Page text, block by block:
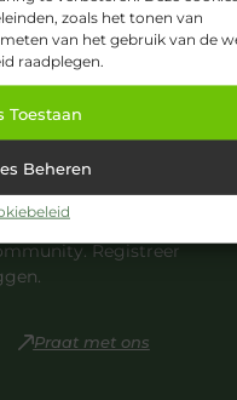
zoals het tonen van
van het gebruik van de
raadplegen.
Toestaan
Beheren
deel van ons
of een
bij ons blogplatform
blogs en
Registreer
Praat met ons